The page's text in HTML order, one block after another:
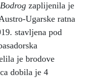
Bodrog zaplijenila je
Ugarske ratna
stavljena pod
je brodove
dobila je 4